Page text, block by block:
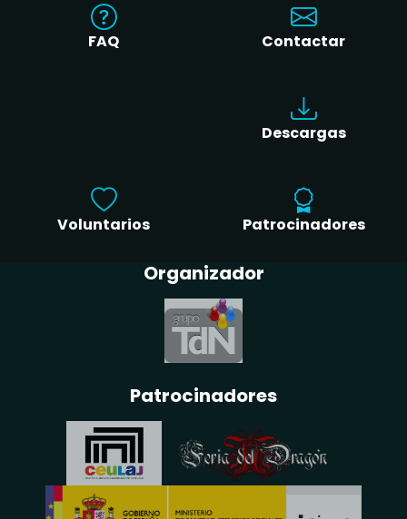
FAQ Contactar
Descargas
Voluntarios Patrocinadores
Organizador
Patrocinadores